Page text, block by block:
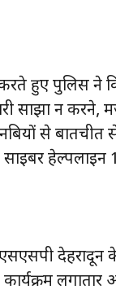
करते हुए पुलिस
साझा न
से बातचीत से
हेल्पलाइन
देहरादून के